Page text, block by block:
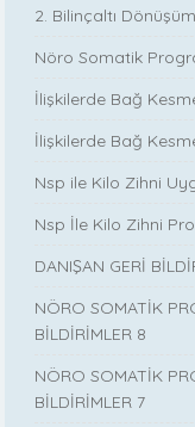
2. Bilinçaltı
Nöro Somatik
İlişkilerde Bağ
İlişkilerde Bağ
Nsp ile Kilo Zihni
Nsp İle Kilo Zihni
DANIŞAN GERİ
NÖRO SOMATİK
BİLDİRİMLER 8
NÖRO SOMATİK
BİLDİRİMLER 7